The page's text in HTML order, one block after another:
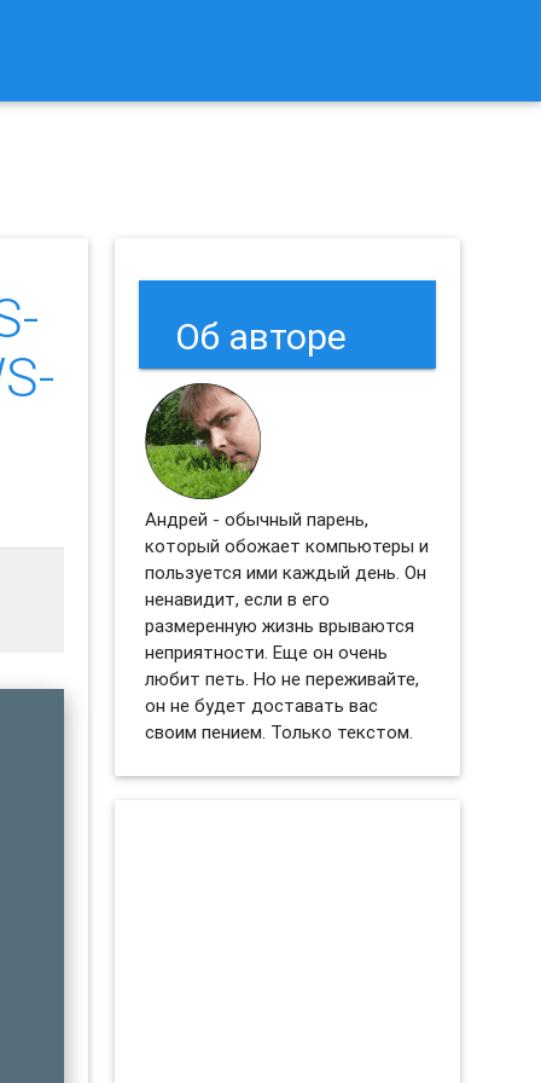
Об авторе
Андрей - обычный парень,
который обожает компьютеры и
пользуется ими каждый день. Он
ненавидит, если в его
размеренную жизнь врываются
неприятности. Еще он очень
любит петь. Но не переживайте,
он не будет доставать вас
своим пением. Только текстом.